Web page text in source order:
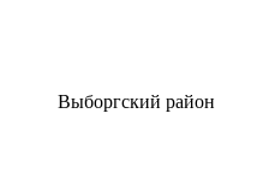
Выборгский район